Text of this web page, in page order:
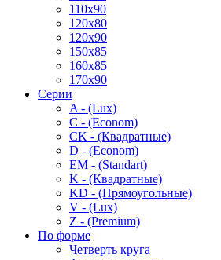
110x90
120x80
120x90
150x85
160x85
170x90
Серии
A - (Lux)
C - (Econom)
CK - (Квадратные)
D - (Econom)
EM - (Standart)
K - (Квадратные)
KD - (Прямоугольные)
V - (Lux)
Z - (Premium)
По форме
Четверть круга